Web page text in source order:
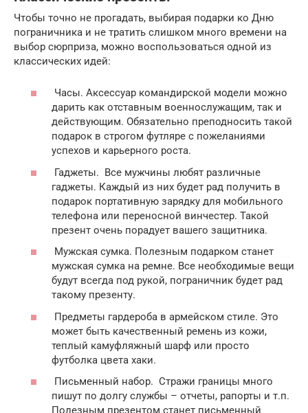
Чтобы точно не прогадать, выбирая подарки ко Дню
пограничника и не тратить слишком много времени на
выбор сюрприза, можно воспользоваться одной из
классических идей:
Часы. Аксессуар командирской модели можно
дарить как отставным военнослужащим, так и
действующим. Обязательно преподносить такой
подарок в строгом футляре с пожеланиями
успехов и карьерного роста.
Гаджеты. Все мужчины любят различные
гаджеты. Каждый из них будет рад получить в
подарок портативную зарядку для мобильного
телефона или переносной винчестер. Такой
презент очень порадует вашего защитника.
Мужская сумка. Полезным подарком станет
мужская сумка на ремне. Все необходимые вещи
будут всегда под рукой, пограничник будет рад
такому презенту.
Предметы гардероба в армейском стиле. Это
может быть качественный ремень из кожи,
теплый камуфляжный шарф или просто
футболка цвета хаки.
Письменный набор. Стражи границы много
пишут по долгу службы – отчеты, рапорты и т.п.